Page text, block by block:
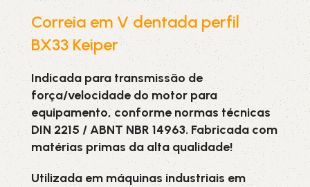
Correia em V dentada perfil
BX33 Keiper
Indicada para transmissão de
força/velocidade do motor para
equipamento, conforme normas técnicas
DIN 2215 / ABNT NBR 14963. Fabricada com
matérias primas da alta qualidade!
Utilizada em máquinas industriais em